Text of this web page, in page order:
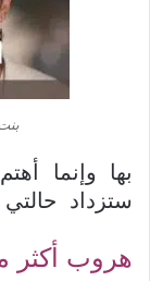
بها وإنما
ستزداد
هروب